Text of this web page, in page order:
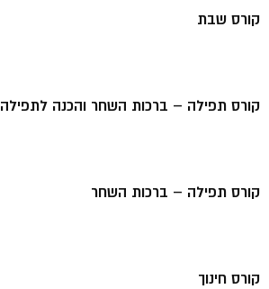
קורס שבת
קורס תפילה – ברכות השחר והכנה לתפילה
קורס תפילה – ברכות השחר
קורס חינוך